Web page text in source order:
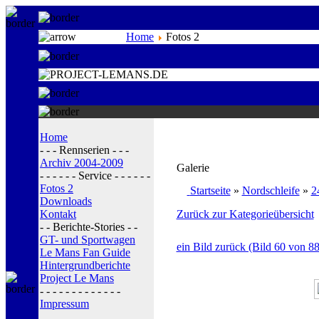
Home Fotos 2
Home
- - - Rennserien - - -
Archiv 2004-2009
- - - - - - Service - - - - - -
Fotos 2
Downloads
Kontakt
- - Berichte-Stories - -
GT- und Sportwagen
Le Mans Fan Guide
Hintergrundberichte
Project Le Mans
- - - - - - - - - - - - -
Impressum
Galerie
Startseite» Nordschleife»
Zurück zur Kategorieübersicht
ein Bild zurück (Bild 60 von